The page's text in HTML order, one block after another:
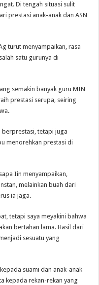
Di tengah situasi sulit
prestasi anak-anak dan ASN
turut menyampaikan, rasa
satu gurunya di
semakin banyak guru MIN
prestasi serupa, seiring
berprestasi, tetapi juga
menorehkan prestasi di
Iin menyampaikan,
melainkan buah dari
ia jaga.
tetapi saya meyakini bahwa
bertahan lama. Hasil dari
sesuatu yang
suami dan anak-anak
kepada rekan-rekan yang